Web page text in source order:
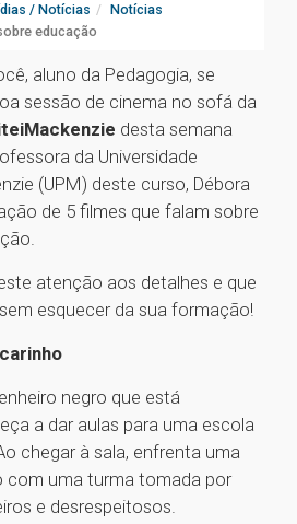
/ Notícias
Notícias
educação
aluno da Pedagogia, se
sessão de cinema no sofá da
desta semana
da Universidade
(UPM) deste curso, Débora
de 5 filmes que falam sobre
atenção aos detalhes e que
esquecer da sua formação!
negro que está
a dar aulas para uma escola
chegar à sala, enfrenta uma
com uma turma tomada por
e desrespeitosos.